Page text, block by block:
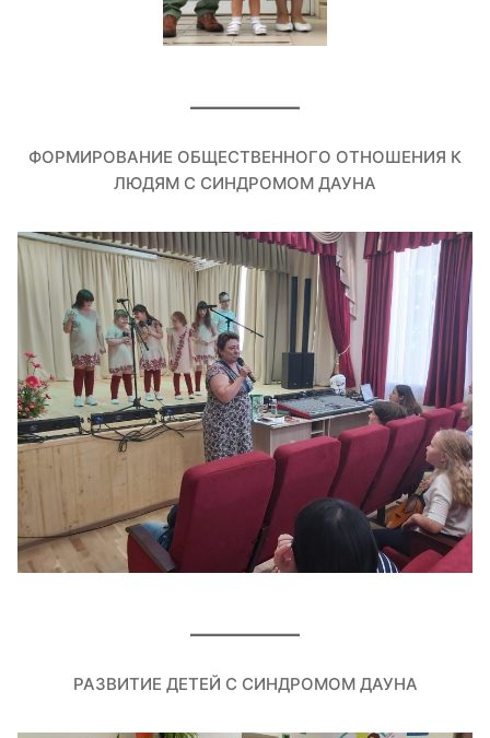
ФОРМИРОВАНИЕ ОБЩЕСТВЕННОГО ОТНОШЕНИЯ К
ЛЮДЯМ С СИНДРОМОМ ДАУНА
РАЗВИТИЕ ДЕТЕЙ С СИНДРОМОМ ДАУНА